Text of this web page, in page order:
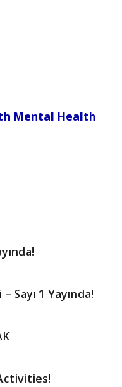
Mental Health
Sayı 1 Yayında!